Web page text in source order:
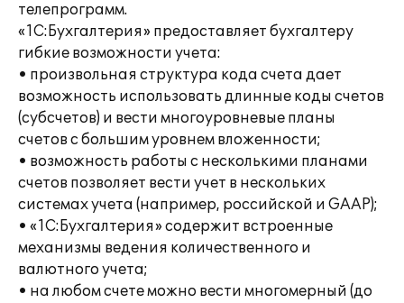
телепрограмм.
«1С:Бухгалтерия» предоставляет бухгалтеру
гибкие возможности учета:
• произвольная структура кода счета дает
возможность использовать длинные коды счетов
(субсчетов) и вести многоуровневые планы
счетов с большим уровнем вложенности;
• возможность работы с несколькими планами
счетов позволяет вести учет в нескольких
системах учета (например, российской и GAAP);
• «1С:Бухгалтерия» содержит встроенные
механизмы ведения количественного и
валютного учета;
• на любом счете можно вести многомерный (до